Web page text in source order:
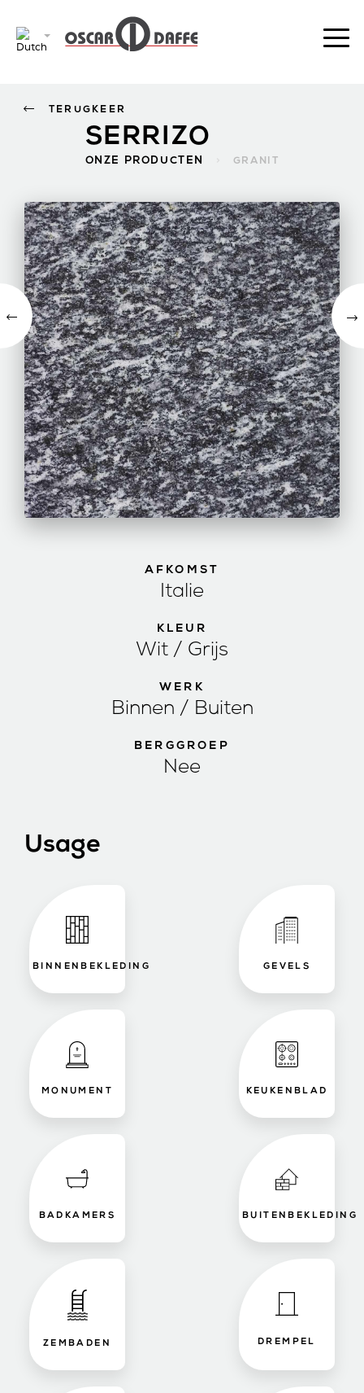
SERRIZO
ONZE PRODUCTEN GRANIT
TERUGKEER
AFKOMST
Italie
KLEUR
Wit / Grijs
WERK
Binnen / Buiten
BERGGROEP
Nee
Usage
BINNENBEKLEDING GEVELS
MONUMENT KEUKENBLAD
BADKAMERS BUITENBEKLEDING
ZEMBADEN DREMPEL